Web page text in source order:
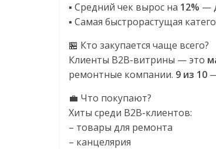
обсудить
эти
читателем.
▪️ Средний чек вырос на 12% —
▪️ Самая быстрорастущая
🏪 Кто закупается чаще всего?
Клиенты B2B-витрины — это
ремонтные компании. 9 из 10
💼 Что покупают?
Хиты среди B2B-клиентов:
– товары для ремонта
– канцелярия